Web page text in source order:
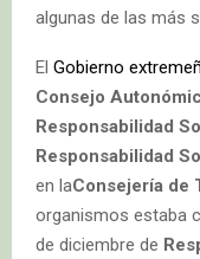
algunas de las más
El Gobierno
Consejo
Responsabilidad
Responsabilidad
en laConsejería de
organismos estaba
de diciembre de